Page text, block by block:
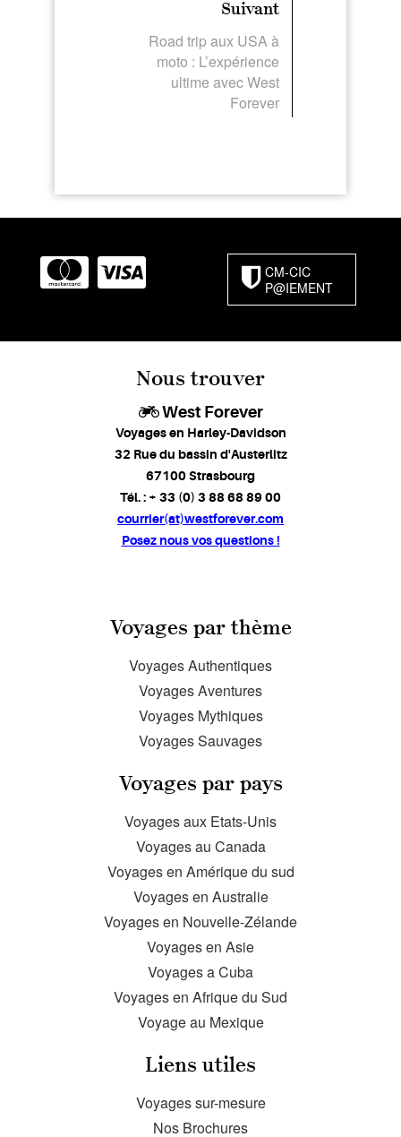
Suivant
Road trip aux USA à
moto : L’expérience
ultime avec West
Forever
CM-CIC
P@IEMENT
Nous trouver
West Forever
Voyages en Harley-Davidson
32 Rue du bassin d'Austerlitz
67100 Strasbourg
Tél. : + 33 (0) 3 88 68 89 00
courrier(at)westforever.com
Posez nous vos questions !
Voyages par thème
Voyages Authentiques
Voyages Aventures
Voyages Mythiques
Voyages Sauvages
Voyages par pays
Voyages aux Etats-Unis
Voyages au Canada
Voyages en Amérique du sud
Voyages en Australie
Voyages en Nouvelle-Zélande
Voyages en Asie
Voyages a Cuba
Voyages en Afrique du Sud
Voyage au Mexique
Liens utiles
Voyages sur-mesure
Nos Brochures